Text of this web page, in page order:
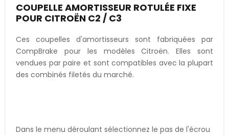
COUPELLE AMORTISSEUR ROTULÉE FIXE
POUR CITROËN C2 / C3
Ces coupelles d'amortisseurs sont fabriquées par
CompBrake pour les modèles Citroën. Elles sont
vendues par paire et sont compatibles avec la plupart
des combinés filetés du marché.
Dans le menu déroulant sélectionnez le pas de l'écrou